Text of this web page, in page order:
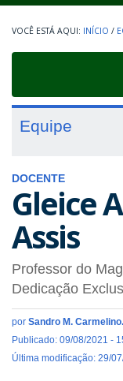
INÍCIO /
Equipe
DOCENTE
Gleice
Assis
Professor do
Dedicação
por Sandro M.
Publicado: 09/08/2021 -
Última modificação: 29/